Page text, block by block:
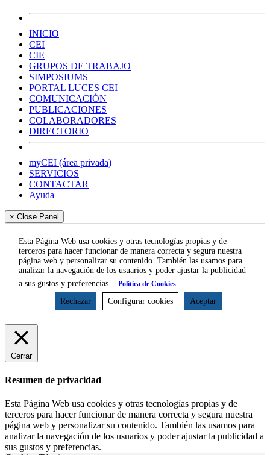
INICIO
CEI
CIE
GRUPOS DE TRABAJO
SIMPOSIUMS
PORTAL LUCES CEI
COMUNICACIÓN
PUBLICACIONES
COLABORADORES
DIRECTORIO
myCEI (área privada)
SERVICIOS
CONTACTAR
Ayuda
× Close Panel
Esta Página Web usa cookies y otras tecnologías propias y de
terceros para hacer funcionar de manera correcta y segura nuestra
página web y personalizar su contenido. También las usamos para
analizar la navegación de los usuarios y poder ajustar la publicidad
a sus gustos y preferencias.
Política de Cookies
Rechazar Configurar cookies Aceptar
Cerrar
Resumen de privacidad
Esta Página Web usa cookies y otras tecnologías propias y de
terceros para hacer funcionar de manera correcta y segura nuestra
página web y personalizar su contenido. También las usamos para
analizar la navegación de los usuarios y poder ajustar la publicidad a
sus gustos y preferencias.